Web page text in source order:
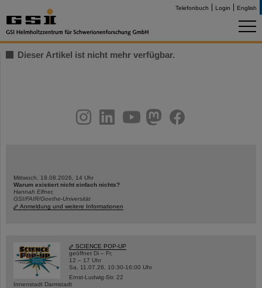
Telefonbuch Login English
Dieser Artikel ist nicht mehr verfügbar.
youtubehelmholtz.socialfacebook
Mittwoch, 19.08.2026, 14 Uhr
Warum existiert nicht einfach nichts?
Hannah Elfner,
GSI/FAIR/Goethe-Universität
Anmeldung und weitere Informationen
SCIENCE POP-UP
geöffnet Di – Fr,
12 – 17 Uhr
Sa, 11.07.26, 10:30-16:00 Uhr
Ernst-Ludwig-Str. 22
Innenstadt Darmstadt